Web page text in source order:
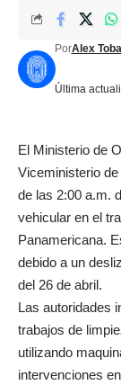
Última
PorAlex
El Ministerio de
Viceministerio
de las 2:00 a.m.
vehicular en el
Panamericana.
debido a un
del 26 de abril.
Las autoridades
trabajos de
utilizando
intervenciones